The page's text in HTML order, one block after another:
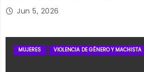
Jun 5, 2026
MUJERES VIOLENCIA DE GÉNERO Y MACHISTA